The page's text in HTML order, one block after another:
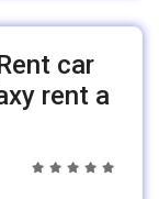
car
rent a